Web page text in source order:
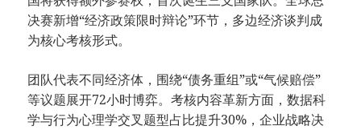
决赛新增“经济政策限时辩论”环节，多边经济谈判成
为核心考核形式。
团队代表不同经济体，围绕“债务重组”或“气候赔偿”
等议题展开72小时博弈。考核内容革新方面，数据科
学与行为心理学交叉题型占比提升30%，企业战略决